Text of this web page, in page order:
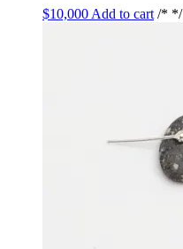
$10,000Add to cart/* */